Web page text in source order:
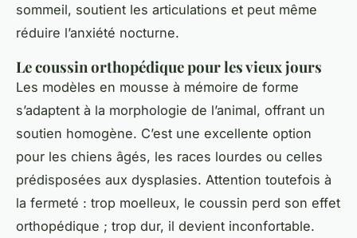
sommeil, soutient les articulations et peut même
réduire l’anxiété nocturne.
Le coussin orthopédique pour les vieux jours
Les modèles en mousse à mémoire de forme
s’adaptent à la morphologie de l’animal, offrant un
soutien homogène. C’est une excellente option
pour les chiens âgés, les races lourdes ou celles
prédisposées aux dysplasies. Attention toutefois à
la fermeté : trop moelleux, le coussin perd son effet
orthopédique ; trop dur, il devient inconfortable.